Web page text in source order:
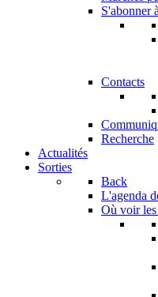
S'abonner
Contacts
Recherche
Actualités
Sorties
Back
L'agenda
Où voir les